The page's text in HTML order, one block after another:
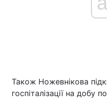
Також Ножевнікова
госпіталізації на добу